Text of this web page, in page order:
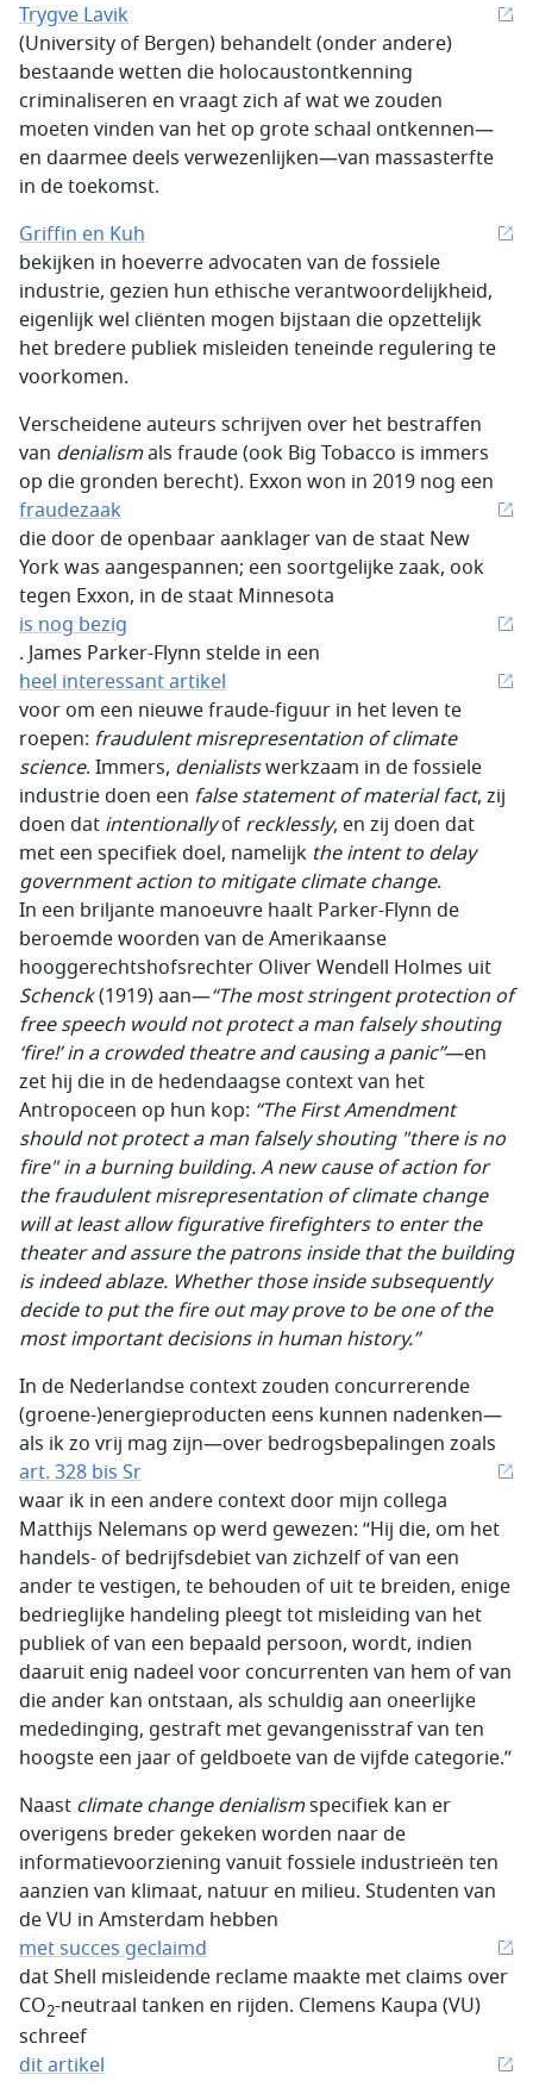
Trygve Lavik
(University of Bergen) behandelt (onder andere)
bestaande wetten die holocaustontkenning
criminaliseren en vraagt zich af wat we zouden
moeten vinden van het op grote schaal ontkennen—
en daarmee deels verwezenlijken—van massasterfte
in de toekomst.
Griffin en Kuh
bekijken in hoeverre advocaten van de fossiele
industrie, gezien hun ethische verantwoordelijkheid,
eigenlijk wel cliënten mogen bijstaan die opzettelijk
het bredere publiek misleiden teneinde regulering te
voorkomen.
Verscheidene auteurs schrijven over het bestraffen
van denialismals fraude (ook Big Tobacco is immers
op die gronden berecht). Exxon won in 2019 nog een
fraudezaak
die door de openbaar aanklager van de staat New
York was aangespannen; een soortgelijke zaak, ook
tegen Exxon, in de staat Minnesota
is nog bezig
. James Parker-Flynn stelde in een
heel interessant artikel
voor om een nieuwe fraude-figuur in het leven te
roepen: fraudulent misrepresentation of climate
science. Immers, denialistswerkzaam in de fossiele
industrie doen een false statement of material fact, zij
doen dat intentionallyof recklessly, en zij doen dat
met een specifiek doel, namelijk the intent to delay
government action to mitigate climate change.
In een briljante manoeuvre haalt Parker-Flynn de
beroemde woorden van de Amerikaanse
hooggerechtshofsrechter Oliver Wendell Holmes uit
Schenck(1919) aan—“The most stringent protection of
free speech would not protect a man falsely shouting
‘fire!’ in a crowded theatre and causing a panic”—en
zet hij die in de hedendaagse context van het
Antropoceen op hun kop: “The First Amendment
should not protect a man falsely shouting "there is no
fire" in a burning building.A new cause of action for
the fraudulent misrepresentation of climate change
will at least allow figurative firefighters to enter the
theater and assure the patrons inside that the building
is indeed ablaze. Whether those inside subsequently
decide to put the fire out may prove to be one of the
most important decisions in human history.”
In de Nederlandse context zouden concurrerende
(groene-)energieproducten eens kunnen nadenken—
als ik zo vrij mag zijn—over bedrogsbepalingen zoals
art. 328 bis Sr
waar ik in een andere context door mijn collega
Matthijs Nelemans op werd gewezen: “Hij die, om het
handels- of bedrijfsdebiet van zichzelf of van een
ander te vestigen, te behouden of uit te breiden, enige
bedrieglijke handeling pleegt tot misleiding van het
publiek of van een bepaald persoon, wordt, indien
daaruit enig nadeel voor concurrenten van hem of van
die ander kan ontstaan, als schuldig aan oneerlijke
mededinging, gestraft met gevangenisstraf van ten
hoogste een jaar of geldboete van de vijfde categorie.”
Naast climate change denialismspecifiek kan er
overigens breder gekeken worden naar de
informatievoorziening vanuit fossiele industrieën ten
aanzien van klimaat, natuur en milieu. Studenten van
de VU in Amsterdam hebben
met succes geclaimd
dat Shell misleidende reclame maakte met claims over
CO2-neutraal tanken en rijden. Clemens Kaupa (VU)
schreef
dit artikel